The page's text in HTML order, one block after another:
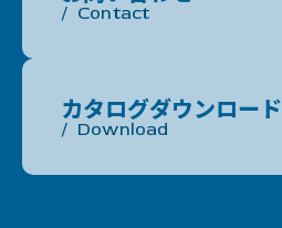
Contact
カタログダウンロード
Download